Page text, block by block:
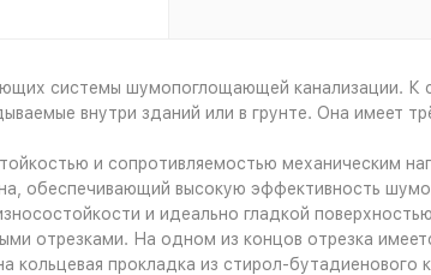
системы шумопоглощающей канализации.
внутри зданий или в грунте. Она имеет
и сопротивляемостью механическим
обеспечивающий высокую эффективность
и идеально гладкой поверхностью
отрезками. На одном из концов отрезка
прокладка из стирол-бутадиенового